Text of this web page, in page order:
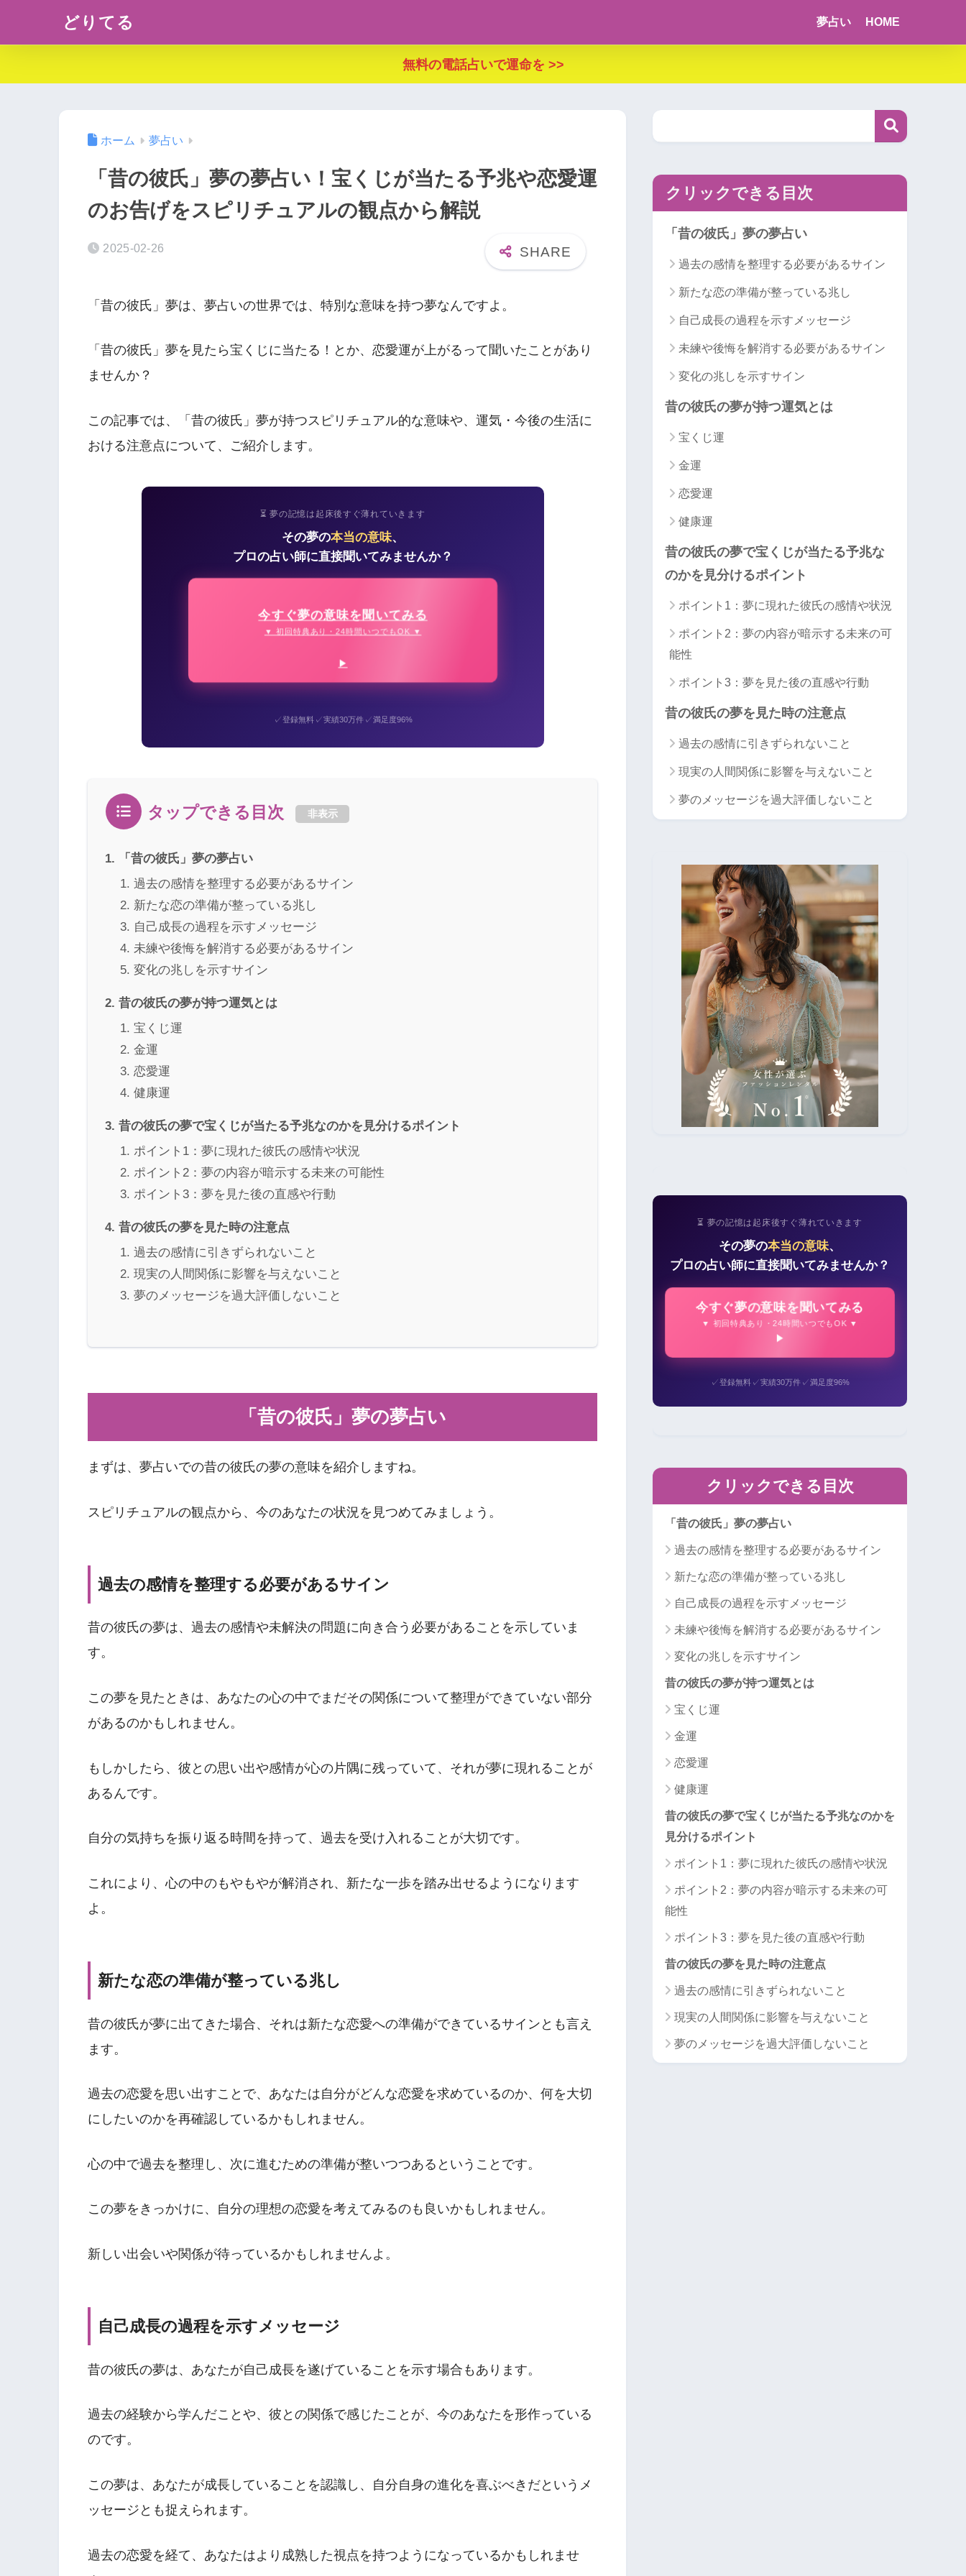
どりてる 夢占い HOME
無料の電話占いで運命を >>
ホーム 夢占い
「昔の彼氏」夢の夢占い！宝くじが当たる予兆や恋愛運
のお告げをスピリチュアルの観点から解説
2025-02-26
「昔の彼氏」夢は、夢占いの世界では、特別な意味を持つ夢なんですよ。
「昔の彼氏」夢を見たら宝くじに当たる！とか、恋愛運が上がるって聞いたことがあり
ませんか？
この記事では、「昔の彼氏」夢が持つスピリチュアル的な意味や、運気・今後の生活に
おける注意点について、ご紹介します。
⏳ 夢の記憶は起床後すぐ薄れていきます
その夢の本当の意味、
プロの占い師に直接聞いてみませんか？
今すぐ夢の意味を聞いてみる
▼ 初回特典あり・24時間いつでもOK ▼
✓登録無料✓実績30万件✓満足度96%
タップできる目次 非表示
「昔の彼氏」夢の夢占い
過去の感情を整理する必要があるサイン
新たな恋の準備が整っている兆し
自己成長の過程を示すメッセージ
未練や後悔を解消する必要があるサイン
変化の兆しを示すサイン
昔の彼氏の夢が持つ運気とは
宝くじ運
金運
恋愛運
健康運
昔の彼氏の夢で宝くじが当たる予兆なのかを見分けるポイント
ポイント1：夢に現れた彼氏の感情や状況
ポイント2：夢の内容が暗示する未来の可能性
ポイント3：夢を見た後の直感や行動
昔の彼氏の夢を見た時の注意点
過去の感情に引きずられないこと
現実の人間関係に影響を与えないこと
夢のメッセージを過大評価しないこと
「昔の彼氏」夢の夢占い
まずは、夢占いでの昔の彼氏の夢の意味を紹介しますね。
スピリチュアルの観点から、今のあなたの状況を見つめてみましょう。
過去の感情を整理する必要があるサイン
昔の彼氏の夢は、過去の感情や未解決の問題に向き合う必要があることを示していま
す。
この夢を見たときは、あなたの心の中でまだその関係について整理ができていない部分
があるのかもしれません。
もしかしたら、彼との思い出や感情が心の片隅に残っていて、それが夢に現れることが
あるんです。
自分の気持ちを振り返る時間を持って、過去を受け入れることが大切です。
これにより、心の中のもやもやが解消され、新たな一歩を踏み出せるようになります
よ。
新たな恋の準備が整っている兆し
昔の彼氏が夢に出てきた場合、それは新たな恋愛への準備ができているサインとも言え
ます。
過去の恋愛を思い出すことで、あなたは自分がどんな恋愛を求めているのか、何を大切
にしたいのかを再確認しているかもしれません。
心の中で過去を整理し、次に進むための準備が整いつつあるということです。
この夢をきっかけに、自分の理想の恋愛を考えてみるのも良いかもしれません。
新しい出会いや関係が待っているかもしれませんよ。
自己成長の過程を示すメッセージ
昔の彼氏の夢は、あなたが自己成長を遂げていることを示す場合もあります。
過去の経験から学んだことや、彼との関係で感じたことが、今のあなたを形作っている
のです。
この夢は、あなたが成長していることを認識し、自分自身の進化を喜ぶべきだというメ
ッセージとも捉えられます。
過去の恋愛を経て、あなたはより成熟した視点を持つようになっているかもしれませ
クリックできる目次
「昔の彼氏」夢の夢占い
過去の感情を整理する必要があるサイン
新たな恋の準備が整っている兆し
自己成長の過程を示すメッセージ
未練や後悔を解消する必要があるサイン
変化の兆しを示すサイン
昔の彼氏の夢が持つ運気とは
宝くじ運
金運
恋愛運
健康運
昔の彼氏の夢で宝くじが当たる予兆な
のかを見分けるポイント
ポイント1：夢に現れた彼氏の感情や状況
ポイント2：夢の内容が暗示する未来の可
能性
ポイント3：夢を見た後の直感や行動
昔の彼氏の夢を見た時の注意点
過去の感情に引きずられないこと
現実の人間関係に影響を与えないこと
夢のメッセージを過大評価しないこと
⏳ 夢の記憶は起床後すぐ薄れていきます
その夢の本当の意味、
プロの占い師に直接聞いてみませんか？
今すぐ夢の意味を聞いてみる
▼ 初回特典あり・24時間いつでもOK ▼
✓登録無料 ✓実績30万件 ✓満足度96%
クリックできる目次
「昔の彼氏」夢の夢占い
過去の感情を整理する必要があるサイン
新たな恋の準備が整っている兆し
自己成長の過程を示すメッセージ
未練や後悔を解消する必要があるサイン
変化の兆しを示すサイン
昔の彼氏の夢が持つ運気とは
宝くじ運
金運
恋愛運
健康運
昔の彼氏の夢で宝くじが当たる予兆なのかを
見分けるポイント
ポイント1：夢に現れた彼氏の感情や状況
ポイント2：夢の内容が暗示する未来の可
能性
ポイント3：夢を見た後の直感や行動
昔の彼氏の夢を見た時の注意点
過去の感情に引きずられないこと
現実の人間関係に影響を与えないこと
夢のメッセージを過大評価しないこと